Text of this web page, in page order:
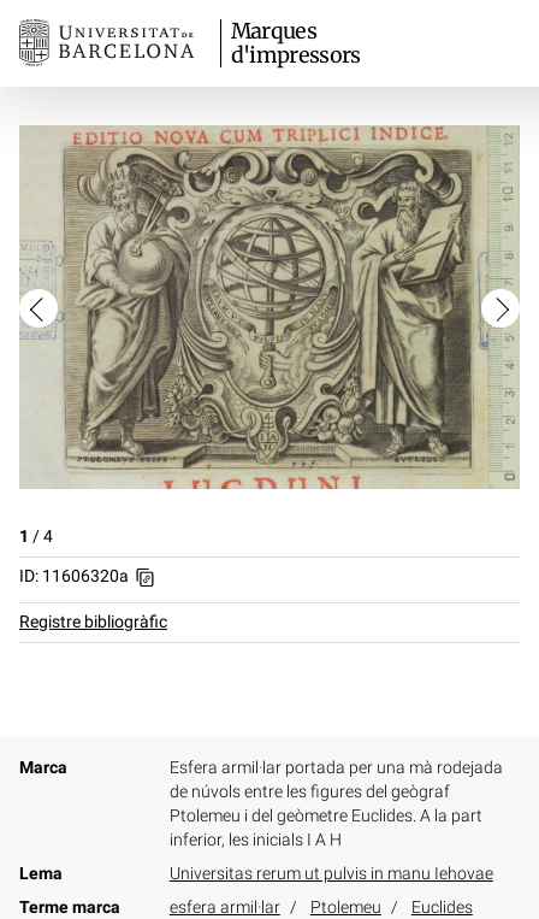
Marques
d'impressors
1 /4
ID: 11606320a
Registre bibliogràfic
Marca
Esfera armil·lar portada per una mà rodejada
de núvols entre les figures del geògraf
Ptolemeu i del geòmetre Euclides. A la part
inferior, les inicials I A H
Lema
Universitas rerum ut pulvis in manu Iehovae
Terme marca
esfera armil·lar Ptolemeu Euclides